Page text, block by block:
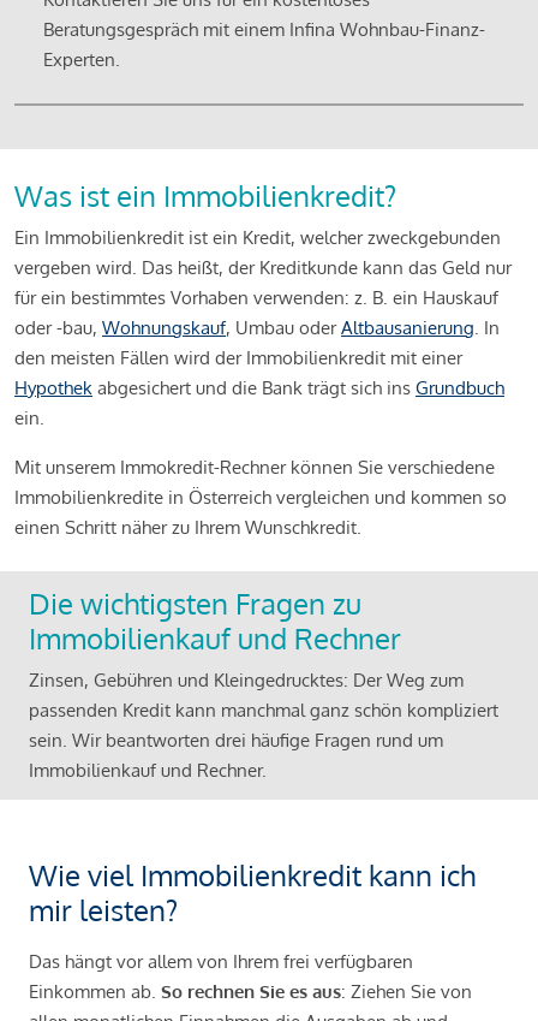
Beratungsgespräch mit einem Infina Wohnbau-Finanz-
Experten.
Was ist ein Immobilienkredit?
Ein Immobilienkredit ist ein Kredit, welcher zweckgebunden
vergeben wird. Das heißt, der Kreditkunde kann das Geld nur
für ein bestimmtes Vorhaben verwenden: z. B. ein Hauskauf
oder -bau, Wohnungskauf, Umbau oderAltbausanierung. In
den meisten Fällen wird der Immobilienkredit mit einer
Hypothek abgesichert und die Bank trägt sich ins Grundbuch
ein.
Mit unserem Immokredit-Rechner können Sie verschiedene
Immobilienkredite in Österreich vergleichen und kommen so
einen Schritt näher zu Ihrem Wunschkredit.
Die wichtigsten Fragen zu
Immobilienkauf und Rechner
Zinsen, Gebühren und Kleingedrucktes: Der Weg zum
passenden Kredit kann manchmal ganz schön kompliziert
sein. Wir beantworten drei häufige Fragen rund um
Immobilienkauf und Rechner.
Wie viel Immobilienkredit kann ich
mir leisten?
Das hängt vor allem von Ihrem frei verfügbaren
Einkommen ab. So rechnen Sie es aus: Ziehen Sie von